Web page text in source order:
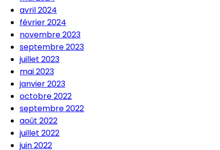
avril 2024
février 2024
novembre 2023
septembre 2023
juillet 2023
mai 2023
janvier 2023
octobre 2022
septembre 2022
août 2022
juillet 2022
juin 2022